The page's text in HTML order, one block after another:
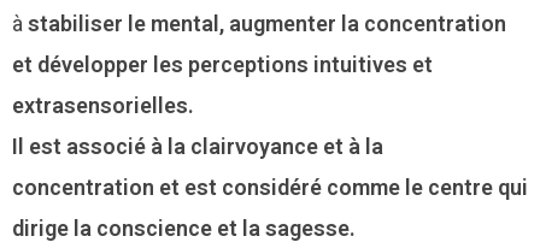
à stabiliser le mental, augmenter la concentration
et développer les perceptions intuitives et
extrasensorielles.
Il est associé à la clairvoyance et à la
concentration et est considéré comme le centre qui
dirige la conscience et la sagesse.